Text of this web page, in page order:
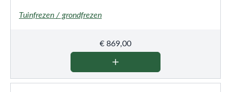
Tuinfrezen / grondfrezen
€ 869,00